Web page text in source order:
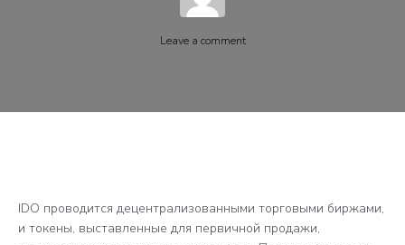
Leave a comment
IDO проводится децентрализованными торговыми биржами,
и токены, выставленные для первичной продажи,